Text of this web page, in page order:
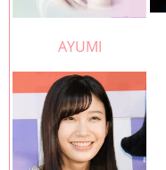
AYUMI